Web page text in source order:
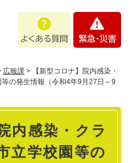
あ
問
・
広報課 >
【新型コロナ】院内感染・
の発生情報（令和4年9月27日～9
内感染・クラ
立学校園等の